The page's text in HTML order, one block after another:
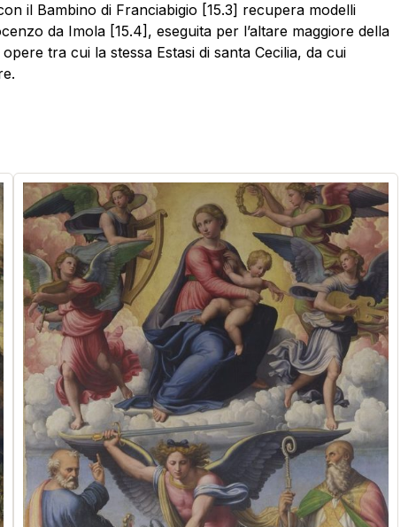
il Bambino di Franciabigio [15.3] recupera modelli
da Imola [15.4], eseguita per l’altare maggiore della
tra cui la stessa Estasi di santa Cecilia, da cui